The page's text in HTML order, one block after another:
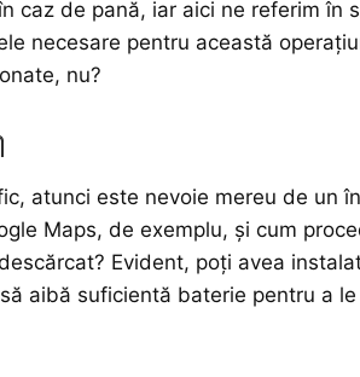
caz de pană, iar aici ne referim în
necesare pentru această
nu?
atunci este nevoie mereu de un
Maps, de exemplu, și cum
Evident, poți avea
aibă suficientă baterie pentru a